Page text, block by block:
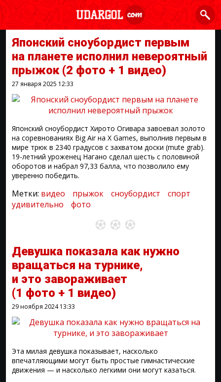
Японский сноубордист первым
на планете исполнил невероятный
прыжок (2 фото + 1 видео)
27 января 2025 12:33
Японский сноубордист Хирото Огивара завоевал золото
на соревнованиях Big Air на X Games, выполнив первым в
мире трюк в 2340 градусов с захватом доски (mute grab).
19-летний уроженец Нагано сделал шесть с половиной
оборотов и набрал 97,33 балла, что позволило ему
уверенно победить.
Метки: видео прыжок сноубордист
спорт
удивительно
фото
Девушка показала как нужно
вращаться на турнике,
и это завораживает
(1 фото + 1 видео)
29 ноября 202413:33
Эта милая девушка показывает, насколько
впечатляющими могут быть простые гимнастические
движения — и насколько легкими они могут казаться.